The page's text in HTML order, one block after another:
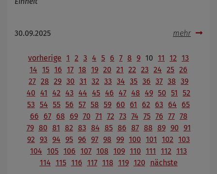
30.09.2025 mehr
vorherige 1 2 3 4 5 6 7 8 9 10 11 12 13
14 15 16 17 18 19 20 21 22 23 24 25 26
27 28 29 30 31 32 33 34 35 36 37 38 39
40 41 42 43 44 45 46 47 48 49 50 51
52
53 54 55 56 57 58 59 60 61 62 63 64
65
66
67 68 69 70 71 72 73 74 75 76 77 78
79 80 81 82 83 84 85 86 87 88 89 90 91
92 93 94 95 96 97 98 99 100 101 102 103
104 105 106 107 108 109 110 111 112 113
114 115 116 117 118 119 120 nächste